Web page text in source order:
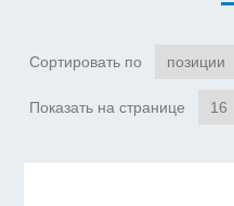
Сортировать по
Показать на странице